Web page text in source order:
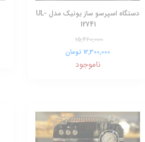
دستگاه اسپرسو ساز یونیک مدل UL-
12741
15,460,000
12,300,000 تومان
ناموجود